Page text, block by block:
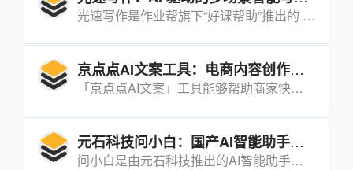
光速写作是作业帮旗下“好课帮助”推出的 AI 写作平台，可在 10 分钟内完成论文、报告、PPT 等全流程创作，显著提升写作效率。
京点点AI文案工具：电商内容创作的高效助手
「京点点AI文案」工具能够帮助商家快速生成高质量、高转化率的文案，支持多种场景，并且完全免费。其高效的操作和强大的功能为商家提供了极大的便利。
元石科技问小白：国产AI智能助手新标杆
问小白是由元石科技推出的AI智能助手，基于自研的元石大模型和DeepSeek-R1 671B满血版模型构建。它能够快速响应用户的各种需求，提供智能搜索、文本创作、逻辑推理、灵感辅助、高效阅读和资料整理等全方位服务。